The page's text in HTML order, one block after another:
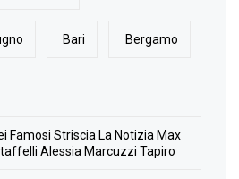
Bari Bergamo
Famosi Striscia La Notizia Max
Alessia Marcuzzi Tapiro